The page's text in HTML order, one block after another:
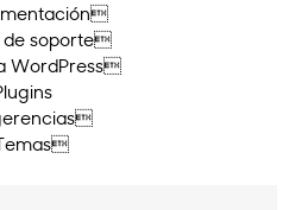
soporte
WordPress